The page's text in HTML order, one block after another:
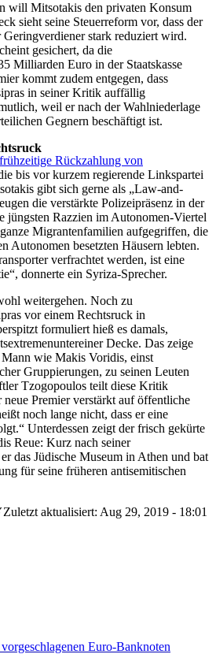
will Mitsotakis den privaten Konsum
sieht seine Steuerreform vor, dass der
Geringverdiener stark reduziert wird.
gesichert, da die
Milliarden Euro in der Staatskasse
kommt zudem entgegen, dass
in seiner Kritik auffällig
weil er nach der Wahlniederlage
Gegnern beschäftigt ist.
Rückzahlung von
bis vor kurzem regierende Linkspartei
gibt sich gerne als „Law-and-
die verstärkte Polizeipräsenz in der
jüngsten Razzien im Autonomen-Viertel
Migrantenfamilien aufgegriffen, die
Autonomen besetzten Häusern lebten.
verfrachtet werden, ist eine
donnerte ein Syriza-Sprecher.
weitergehen. Noch zu
vor einem Rechtsruck in
formuliert hieß es damals,
Decke. Das zeige
Mann wie Makis Voridis, einst
Gruppierungen, zu seinen Leuten
Tzogopoulos teilt diese Kritik
neue Premier verstärkt auf öffentliche
noch lange nicht, dass er eine
Unterdessen zeigt der frisch gekürte
Reue: Kurz nach seiner
das Jüdische Museum in Athen und bat
für seine früheren antisemitischen
Zuletzt aktualisiert: Aug 29, 2019 - 18:01
Euro-Banknoten